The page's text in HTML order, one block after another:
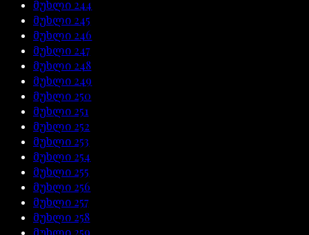
მუხლი 244
მუხლი 245
მუხლი 246
მუხლი 247
მუხლი 248
მუხლი 249
მუხლი 250
მუხლი 251
მუხლი 252
მუხლი 253
მუხლი 254
მუხლი 255
მუხლი 256
მუხლი 257
მუხლი 258
მუხლი 259